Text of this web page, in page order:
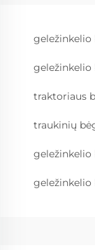
traktoriaus
traukinių